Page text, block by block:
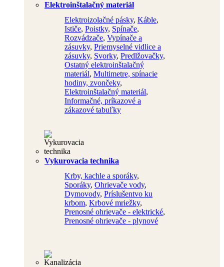
Elektroinštalačný materiál
Elektroizolačné pásky, Káble,
Ističe, Poistky, Spínače,
Rozvádzače, Vypínače a
zásuvky, Priemyselné vidlice a
zásuvky, Svorky, Predlžovačky,
Ostatný elektroinštalačný
materiál, Multimetre, spínacie
hodiny, zvončeky,
Elektroinštalačný materiál,
Informačné, príkazové a
zákazové tabuľky
Vykurovacia technika
Krby, kachle a sporáky,
Sporáky, Ohrievače vody,
Dymovody, Príslušentvo ku
krbom, Krbové mriežky,
Prenosné ohrievače - elektrické,
Prenosné ohrievače - plynové